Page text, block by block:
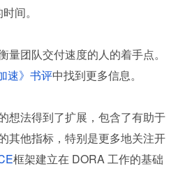
间。
量团队交付速度的人的着手点。
速》书评中找到更多信息。
想法得到了扩展，包含了有助于
其他指标，特别是更多地关注开
框架建立在 DORA 工作的基础